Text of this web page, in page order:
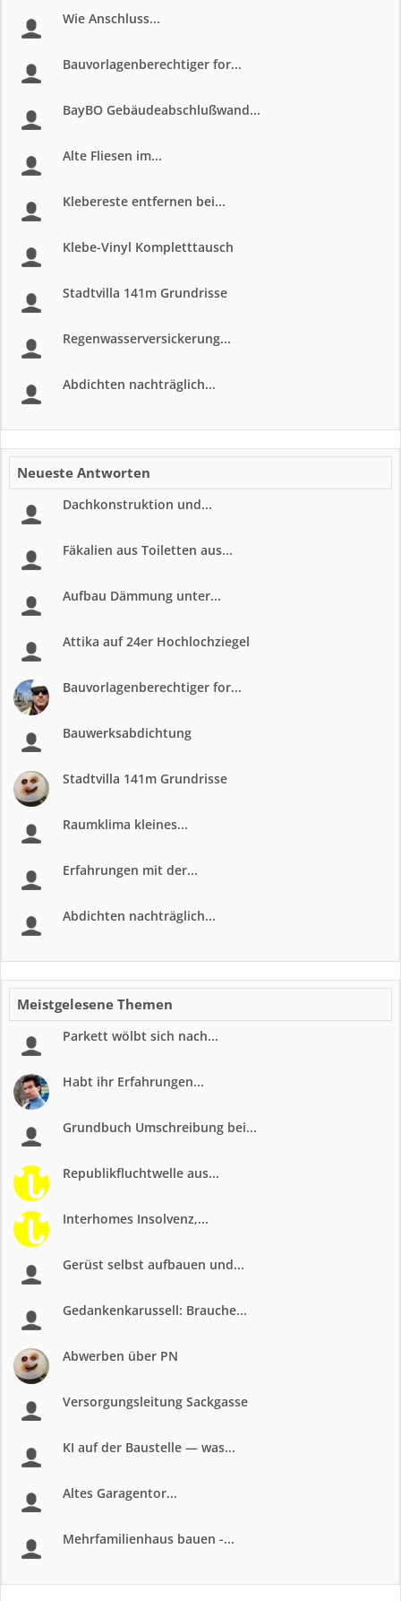
Wie Anschluss...
Bauvorlagenberechtiger for...
BayBO Gebäudeabschlußwand...
Alte Fliesen im...
Klebereste entfernen bei...
Klebe-Vinyl Kompletttausch
Stadtvilla 141m Grundrisse
Regenwasserversickerung...
Abdichten nachträglich...
Neueste Antworten
Dachkonstruktion und...
Fäkalien aus Toiletten aus...
Aufbau Dämmung unter...
Attika auf 24er Hochlochziegel
Bauvorlagenberechtiger for...
Bauwerksabdichtung
Stadtvilla 141m Grundrisse
Raumklima kleines...
Erfahrungen mit der...
Abdichten nachträglich...
Meistgelesene Themen
Parkett wölbt sich nach...
Habt ihr Erfahrungen...
Grundbuch Umschreibung bei...
Republikfluchtwelle aus...
Interhomes Insolvenz,...
Gerüst selbst aufbauen und...
Gedankenkarussell: Brauche...
Abwerben über PN
Versorgungsleitung Sackgasse
KI auf der Baustelle — was...
Altes Garagentor...
Mehrfamilienhaus bauen -...